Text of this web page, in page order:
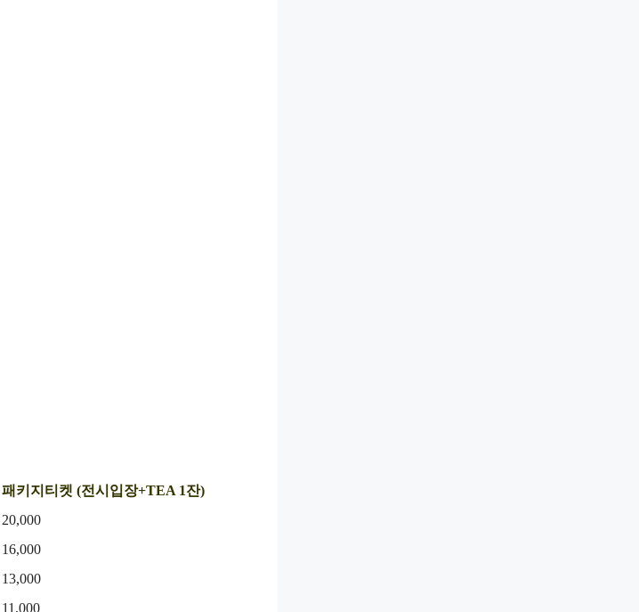
패키지티켓 (전시입장+TEA 1잔)
20,000
16,000
13,000
11,000